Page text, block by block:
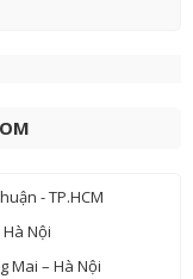
- TP.HCM
Nội
Mai – Hà Nội